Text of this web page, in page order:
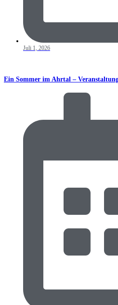
Juli 1, 2026
Ein Sommer im Ahrtal –